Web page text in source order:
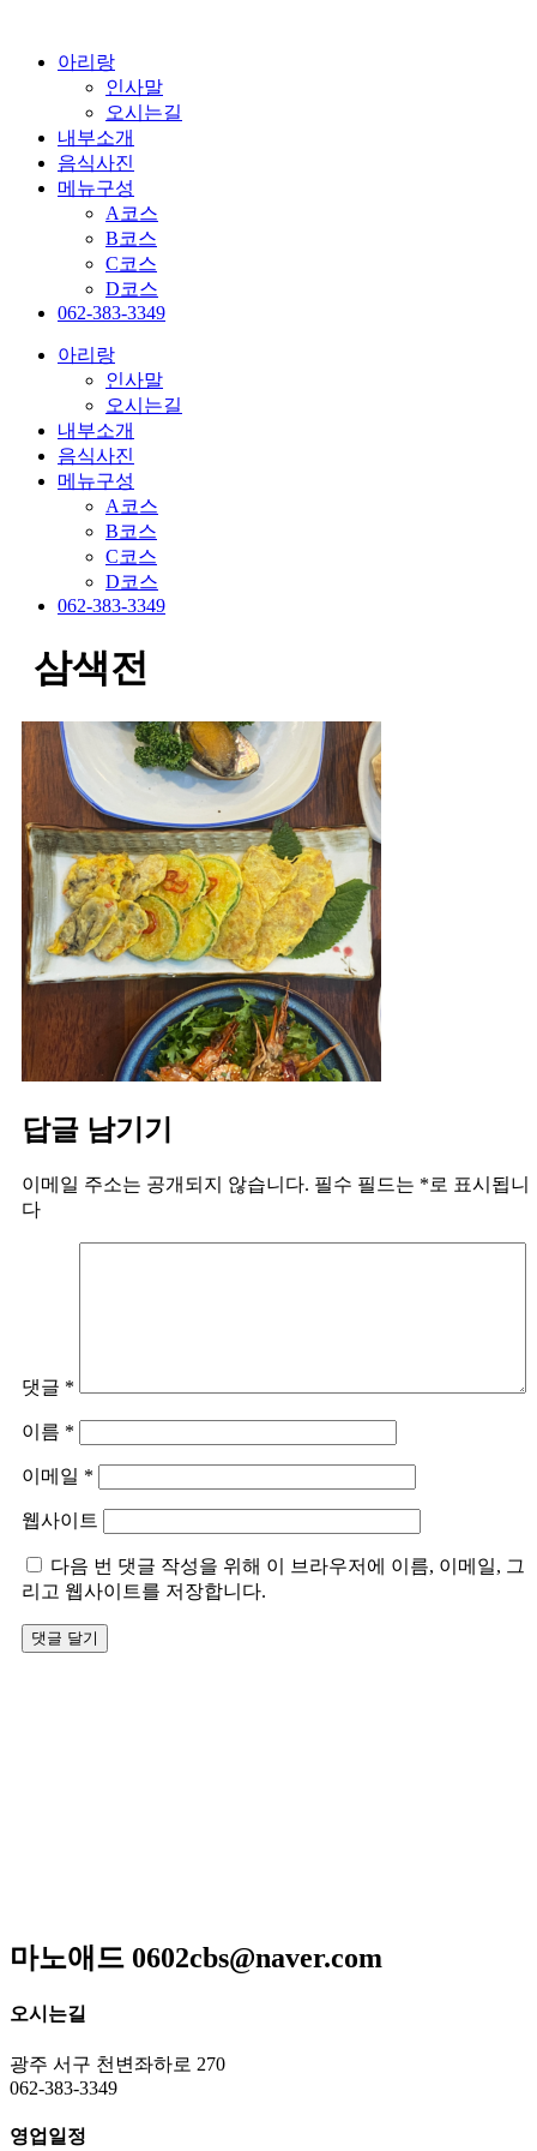
아리랑
인사말
오시는길
내부소개
음식사진
메뉴구성
A코스
B코스
C코스
D코스
062-383-3349
아리랑
인사말
오시는길
내부소개
음식사진
메뉴구성
A코스
B코스
C코스
D코스
062-383-3349
삼색전
답글 남기기
이메일 주소는 공개되지 않습니다. 필수 필드는 *로 표시됩니
다
댓글 *
이름 *
이메일 *
웹사이트
다음 번 댓글 작성을 위해 이 브라우저에 이름, 이메일, 그
리고 웹사이트를 저장합니다.
마노애드 0602cbs@naver.com
오시는길
광주 서구 천변좌하로 270
062-383-3349
영업일정